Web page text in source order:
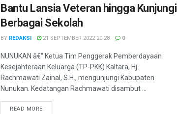
Bantu Lansia Veteran hingga Kunjungi
Berbagai Sekolah
BY REDAKSI 21 SEPTEMBER 2022 20:28 0
NUNUKAN â€“ Ketua Tim Penggerak Pemberdayaan
Kesejahteraan Keluarga (TP-PKK) Kaltara, Hj.
Rachmawati Zainal, S.H., mengunjungi Kabupaten
Nunukan. Kedatangan Rachmawati disambut ...
READ MOREDETAILS